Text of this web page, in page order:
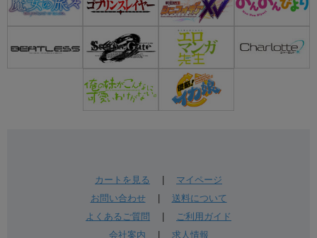
カートを見る
マイページ
お問い合わせ| 送料について
よくあるご質問
ご利用ガイド
会社案内
求人情報